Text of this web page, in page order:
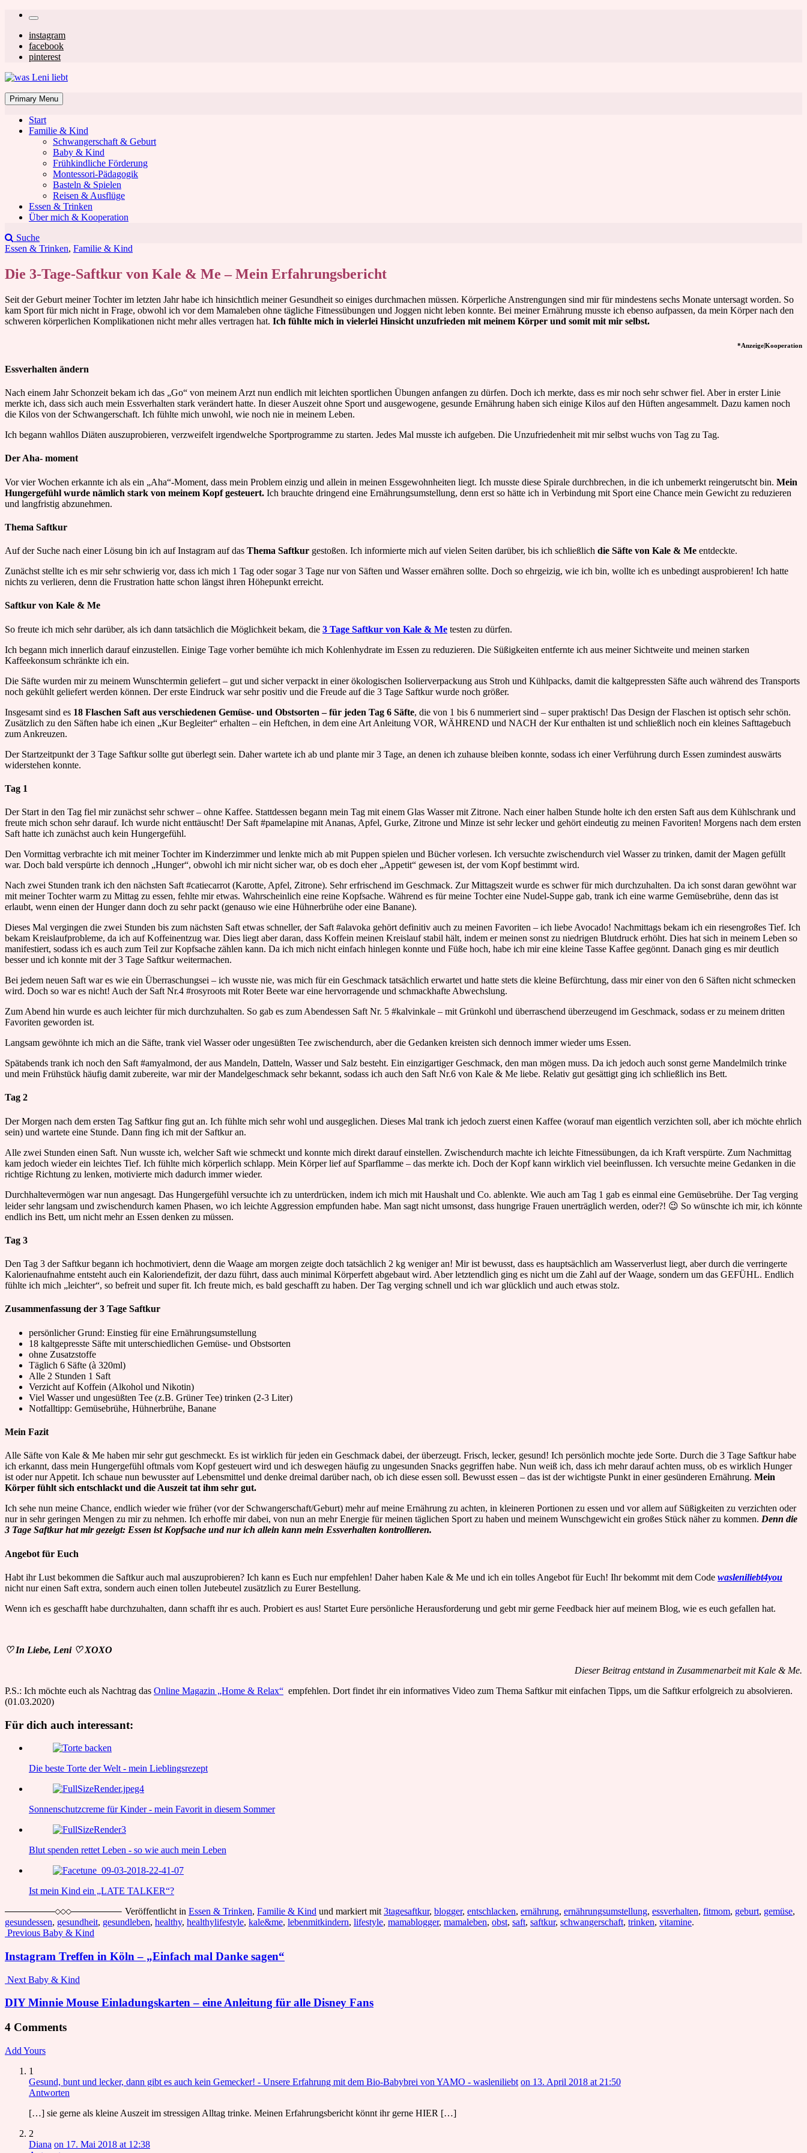
Skip
content
Secondary
left
navigation
Secondary
right
navigation
instagram
facebook
pinterest
was Leni liebt
Mom & Lifestyle Blog
Primary Menu
Start
Familie & Kind
Schwangerschaft & Geburt
Baby & Kind
Frühkindliche Förderung
Montessori-Pädagogik
Basteln & Spielen
Reisen & Ausflüge
Essen & Trinken
Über mich & Kooperation
Suche
Essen & Trinken, Familie & Kind
Die 3-Tage-Saftkur von Kale & Me – Mein Erfahrungsbericht
Seit der Geburt meiner Tochter im letzten Jahr habe ich hinsichtlich meiner Gesundheit so einiges durchmachen müssen. Körperliche Anstrengungen sind mir für mindestens sechs Monate untersagt worden. So
kam Sport für mich nicht in Frage, obwohl ich vor dem Mamaleben ohne tägliche Fitnessübungen und Joggen nicht leben konnte. Bei meiner Ernährung musste ich ebenso aufpassen, da mein Körper nach den
schweren körperlichen Komplikationen nicht mehr alles vertragen hat. Ich fühlte mich in vielerlei Hinsicht unzufrieden mit meinem Körper und somit mit mir selbst.
*Anzeige|Kooperation
Essverhalten ändern
Nach einem Jahr Schonzeit bekam ich das „Go“ von meinem Arzt nun endlich mit leichten sportlichen Übungen anfangen zu dürfen. Doch ich merkte, dass es mir noch sehr schwer fiel. Aber in erster Linie
merkte ich, dass sich auch mein Essverhalten stark verändert hatte. In dieser Auszeit ohne Sport und ausgewogene, gesunde Ernährung haben sich einige Kilos auf den Hüften angesammelt. Dazu kamen noch
die Kilos von der Schwangerschaft. Ich fühlte mich unwohl, wie noch nie in meinem Leben.
Ich begann wahllos Diäten auszuprobieren, verzweifelt irgendwelche Sportprogramme zu starten. Jedes Mal musste ich aufgeben. Die Unzufriedenheit mit mir selbst wuchs von Tag zu Tag.
Der Aha- moment
Vor vier Wochen erkannte ich als ein „Aha“-Moment, dass mein Problem einzig und allein in meinen Essgewohnheiten liegt. Ich musste diese Spirale durchbrechen, in die ich unbemerkt reingerutscht bin. Mein
Hungergefühl wurde nämlich stark von meinem Kopf gesteuert. Ich brauchte dringend eine Ernährungsumstellung, denn erst so hätte ich in Verbindung mit Sport eine Chance mein Gewicht zu reduzieren
und langfristig abzunehmen.
Thema Saftkur
Auf der Suche nach einer Lösung bin ich auf Instagram auf das Thema Saftkur gestoßen. Ich informierte mich auf vielen Seiten darüber, bis ich schließlich die Säfte von Kale & Me entdeckte.
Zunächst stellte ich es mir sehr schwierig vor, dass ich mich 1 Tag oder sogar 3 Tage nur von Säften und Wasser ernähren sollte. Doch so ehrgeizig, wie ich bin, wollte ich es unbedingt ausprobieren! Ich hatte
nichts zu verlieren, denn die Frustration hatte schon längst ihren Höhepunkt erreicht.
Saftkur von Kale & Me
So freute ich mich sehr darüber, als ich dann tatsächlich die Möglichkeit bekam, die 3 Tage Saftkur von Kale & Me testen zu dürfen.
Ich begann mich innerlich darauf einzustellen. Einige Tage vorher bemühte ich mich Kohlenhydrate im Essen zu reduzieren. Die Süßigkeiten entfernte ich aus meiner Sichtweite und meinen starken
Kaffeekonsum schränkte ich ein.
Die Säfte wurden mir zu meinem Wunschtermin geliefert – gut und sicher verpackt in einer ökologischen Isolierverpackung aus Stroh und Kühlpacks, damit die kaltgepressten Säfte auch während des Transports
noch gekühlt geliefert werden können. Der erste Eindruck war sehr positiv und die Freude auf die 3 Tage Saftkur wurde noch größer.
Insgesamt sind es 18 Flaschen Saft aus verschiedenen Gemüse- und Obstsorten – für jeden Tag 6 Säfte, die von 1 bis 6 nummeriert sind – super praktisch! Das Design der Flaschen ist optisch sehr schön.
Zusätzlich zu den Säften habe ich einen „Kur Begleiter“ erhalten – ein Heftchen, in dem eine Art Anleitung VOR, WÄHREND und NACH der Kur enthalten ist und schließlich noch ein kleines Safttagebuch
zum Ankreuzen.
Der Startzeitpunkt der 3 Tage Saftkur sollte gut überlegt sein. Daher wartete ich ab und plante mir 3 Tage, an denen ich zuhause bleiben konnte, sodass ich einer Verführung durch Essen zumindest auswärts
widerstehen konnte.
Tag 1
Der Start in den Tag fiel mir zunächst sehr schwer – ohne Kaffee. Stattdessen begann mein Tag mit einem Glas Wasser mit Zitrone. Nach einer halben Stunde holte ich den ersten Saft aus dem Kühlschrank und
freute mich schon sehr darauf. Ich wurde nicht enttäuscht! Der Saft #pamelapine mit Ananas, Apfel, Gurke, Zitrone und Minze ist sehr lecker und gehört eindeutig zu meinen Favoriten! Morgens nach dem ersten
Saft hatte ich zunächst auch kein Hungergefühl.
Den Vormittag verbrachte ich mit meiner Tochter im Kinderzimmer und lenkte mich ab mit Puppen spielen und Bücher vorlesen. Ich versuchte zwischendurch viel Wasser zu trinken, damit der Magen gefüllt
war. Doch bald verspürte ich dennoch „Hunger“, obwohl ich mir nicht sicher war, ob es doch eher „Appetit“ gewesen ist, der vom Kopf bestimmt wird.
Nach zwei Stunden trank ich den nächsten Saft #catiecarrot (Karotte, Apfel, Zitrone). Sehr erfrischend im Geschmack. Zur Mittagszeit wurde es schwer für mich durchzuhalten. Da ich sonst daran gewöhnt war
mit meiner Tochter warm zu Mittag zu essen, fehlte mir etwas. Wahrscheinlich eine reine Kopfsache. Während es für meine Tochter eine Nudel-Suppe gab, trank ich eine warme Gemüsebrühe, denn das ist
erlaubt, wenn einen der Hunger dann doch zu sehr packt (genauso wie eine Hühnerbrühe oder eine Banane).
Dieses Mal vergingen die zwei Stunden bis zum nächsten Saft etwas schneller, der Saft #alavoka gehört definitiv auch zu meinen Favoriten – ich liebe Avocado! Nachmittags bekam ich ein riesengroßes Tief. Ich
bekam Kreislaufprobleme, da ich auf Koffeinentzug war. Dies liegt aber daran, dass Koffein meinen Kreislauf stabil hält, indem er meinen sonst zu niedrigen Blutdruck erhöht. Dies hat sich in meinem Leben so
manifestiert, sodass ich es auch zum Teil zur Kopfsache zählen kann. Da ich mich nicht einfach hinlegen konnte und Füße hoch, habe ich mir eine kleine Tasse Kaffee gegönnt. Danach ging es mir deutlich
besser und ich konnte mit der 3 Tage Saftkur weitermachen.
Bei jedem neuen Saft war es wie ein Überraschungsei – ich wusste nie, was mich für ein Geschmack tatsächlich erwartet und hatte stets die kleine Befürchtung, dass mir einer von den 6 Säften nicht schmecken
wird. Doch so war es nicht! Auch der Saft Nr.4 #rosyroots mit Roter Beete war eine hervorragende und schmackhafte Abwechslung.
Zum Abend hin wurde es auch leichter für mich durchzuhalten. So gab es zum Abendessen Saft Nr. 5 #kalvinkale – mit Grünkohl und überraschend überzeugend im Geschmack, sodass er zu meinem dritten
Favoriten geworden ist.
Langsam gewöhnte ich mich an die Säfte, trank viel Wasser oder ungesüßten Tee zwischendurch, aber die Gedanken kreisten sich dennoch immer wieder ums Essen.
Spätabends trank ich noch den Saft #amyalmond, der aus Mandeln, Datteln, Wasser und Salz besteht. Ein einzigartiger Geschmack, den man mögen muss. Da ich jedoch auch sonst gerne Mandelmilch trinke
und mein Frühstück häufig damit zubereite, war mir der Mandelgeschmack sehr bekannt, sodass ich auch den Saft Nr.6 von Kale & Me liebe. Relativ gut gesättigt ging ich schließlich ins Bett.
Tag 2
Der Morgen nach dem ersten Tag Saftkur fing gut an. Ich fühlte mich sehr wohl und ausgeglichen. Dieses Mal trank ich jedoch zuerst einen Kaffee (worauf man eigentlich verzichten soll, aber ich möchte ehrlich
sein) und wartete eine Stunde. Dann fing ich mit der Saftkur an.
Alle zwei Stunden einen Saft. Nun wusste ich, welcher Saft wie schmeckt und konnte mich direkt darauf einstellen. Zwischendurch machte ich leichte Fitnessübungen, da ich Kraft verspürte. Zum Nachmittag
kam jedoch wieder ein leichtes Tief. Ich fühlte mich körperlich schlapp. Mein Körper lief auf Sparflamme – das merkte ich. Doch der Kopf kann wirklich viel beeinflussen. Ich versuchte meine Gedanken in die
richtige Richtung zu lenken, motivierte mich dadurch immer wieder.
Durchhaltevermögen war nun angesagt. Das Hungergefühl versuchte ich zu unterdrücken, indem ich mich mit Haushalt und Co. ablenkte. Wie auch am Tag 1 gab es einmal eine Gemüsebrühe. Der Tag verging
leider sehr langsam und zwischendurch kamen Phasen, wo ich leichte Aggression empfunden habe. Man sagt nicht umsonst, dass hungrige Frauen unerträglich werden, oder?! 😉 So wünschte ich mir, ich könnte
endlich ins Bett, um nicht mehr an Essen denken zu müssen.
Tag 3
Den Tag 3 der Saftkur begann ich hochmotiviert, denn die Waage am morgen zeigte doch tatsächlich 2 kg weniger an! Mir ist bewusst, dass es hauptsächlich am Wasserverlust liegt, aber durch die verringerte
Kalorienaufnahme entsteht auch ein Kaloriendefizit, der dazu führt, dass auch minimal Körperfett abgebaut wird. Aber letztendlich ging es nicht um die Zahl auf der Waage, sondern um das GEFÜHL. Endlich
fühlte ich mich „leichter“, so befreit und super fit. Ich freute mich, es bald geschafft zu haben. Der Tag verging schnell und ich war glücklich und auch etwas stolz.
Zusammenfassung der 3 Tage Saftkur
persönlicher Grund: Einstieg für eine Ernährungsumstellung
18 kaltgepresste Säfte mit unterschiedlichen Gemüse- und Obstsorten
ohne Zusatzstoffe
Täglich 6 Säfte (à 320ml)
Alle 2 Stunden 1 Saft
Verzicht auf Koffein (Alkohol und Nikotin)
Viel Wasser und ungesüßten Tee (z.B. Grüner Tee) trinken (2-3 Liter)
Notfalltipp: Gemüsebrühe, Hühnerbrühe, Banane
Mein Fazit
Alle Säfte von Kale & Me haben mir sehr gut geschmeckt. Es ist wirklich für jeden ein Geschmack dabei, der überzeugt. Frisch, lecker, gesund! Ich persönlich mochte jede Sorte. Durch die 3 Tage Saftkur habe
ich erkannt, dass mein Hungergefühl oftmals vom Kopf gesteuert wird und ich deswegen häufig zu ungesunden Snacks gegriffen habe. Nun weiß ich, dass ich mehr darauf achten muss, ob es wirklich Hunger
ist oder nur Appetit. Ich schaue nun bewusster auf Lebensmittel und denke dreimal darüber nach, ob ich diese essen soll. Bewusst essen – das ist der wichtigste Punkt in einer gesünderen Ernährung. Mein
Körper fühlt sich entschlackt und die Auszeit tat ihm sehr gut.
Ich sehe nun meine Chance, endlich wieder wie früher (vor der Schwangerschaft/Geburt) mehr auf meine Ernährung zu achten, in kleineren Portionen zu essen und vor allem auf Süßigkeiten zu verzichten oder
nur in sehr geringen Mengen zu mir zu nehmen. Ich erhoffe mir dabei, von nun an mehr Energie für meinen täglichen Sport zu haben und meinem Wunschgewicht ein großes Stück näher zu kommen. Denn die
3 Tage Saftkur hat mir gezeigt: Essen ist Kopfsache und nur ich allein kann mein Essverhalten kontrollieren.
Angebot für Euch
Habt ihr Lust bekommen die Saftkur auch mal auszuprobieren? Ich kann es Euch nur empfehlen! Daher haben Kale & Me und ich ein tolles Angebot für Euch! Ihr bekommt mit dem Code wasleniliebt4you
nicht nur einen Saft extra, sondern auch einen tollen Jutebeutel zusätzlich zu Eurer Bestellung.
Wenn ich es geschafft habe durchzuhalten, dann schafft ihr es auch. Probiert es aus! Startet Eure persönliche Herausforderung und gebt mir gerne Feedback hier auf meinem Blog, wie es euch gefallen hat.
♡ In Liebe, Leni ♡ XOXO
Dieser Beitrag entstand in Zusammenarbeit mit Kale & Me.
P.S.: Ich möchte euch als Nachtrag das Online Magazin „Home & Relax“ empfehlen. Dort findet ihr ein informatives Video zum Thema Saftkur mit einfachen Tipps, um die Saftkur erfolgreich zu absolvieren.
(01.03.2020)
Für dich auch interessant:
Die beste Torte der Welt - mein Lieblingsrezept
Sonnenschutzcreme für Kinder - mein Favorit in diesem Sommer
Blut spenden rettet Leben - so wie auch mein Leben
Ist mein Kind ein „LATE TALKER“?
Veröffentlicht in Essen & Trinken, Familie & Kind und markiert mit 3tagesaftkur, blogger, entschlacken, ernährung, ernährungsumstellung, essverhalten, fitmom, geburt, gemüse,
gesundessen, gesundheit, gesundleben, healthy, healthylifestyle, kale&me, lebenmitkindern, lifestyle, mamablogger, mamaleben, obst, saft, saftkur, schwangerschaft, trinken, vitamine.
Post
navigation
Previous Baby & Kind
Instagram Treffen in Köln – „Einfach mal Danke sagen“
Next Baby & Kind
DIY Minnie Mouse Einladungskarten – eine Anleitung für alle Disney Fans
4 Comments
Add Yours
1
Gesund, bunt und lecker, dann gibt es auch kein Gemecker! - Unsere Erfahrung mit dem Bio-Babybrei von YAMO - wasleniliebt on 13. April 2018 at 21:50
Antworten
[…] sie gerne als kleine Auszeit im stressigen Alltag trinke. Meinen Erfahrungsbericht könnt ihr gerne HIER […]
2
Diana on 17. Mai 2018 at 12:38